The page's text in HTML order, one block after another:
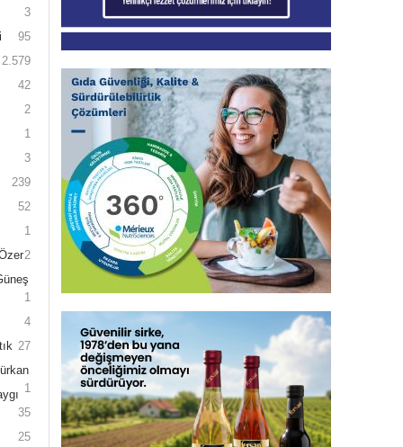
3
95
2.579
42
2
1
3
239
52
1
2
1
4
27
1
35
25